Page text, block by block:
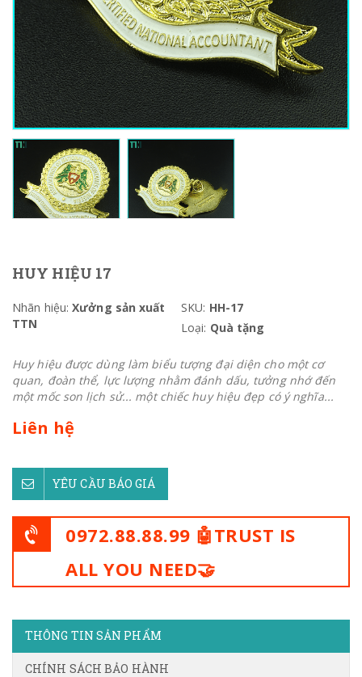
HUY HIỆU 17
Nhãn hiệu: Xưởng sản xuất
TTN
SKU: HH-17
Loại: Quà tặng
Huy hiệu được dùng làm biểu tượng đại diện cho một cơ
quan, đoàn thể, lực lượng nhằm đánh dấu, tưởng nhớ đến
một mốc son lịch sử... một chiếc huy hiệu đẹp có ý nghĩa...
Liên hệ
YÊU CẦU BÁO GIÁ
0972.88.88.99 🤖TRUST IS
ALL YOU NEED🤝
THÔNG TIN SẢN PHẨM
CHÍNH SÁCH BẢO HÀNH